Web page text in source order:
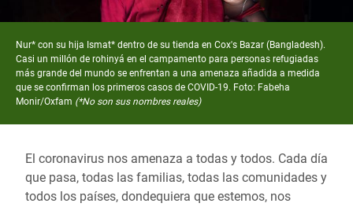
Nur* con su hija Ismat* dentro de su tienda en Cox's Bazar (Bangladesh).
Casi un millón de rohinyá en el campamento para personas refugiadas
más grande del mundo se enfrentan a una amenaza añadida a medida
que se confirman los primeros casos de COVID-19. Foto: Fabeha
Monir/Oxfam (*No son sus nombres reales)
El coronavirus nos amenaza a todas y todos. Cada día
que pasa, todas las familias, todas las comunidades y
todos los países, dondequiera que estemos, nos